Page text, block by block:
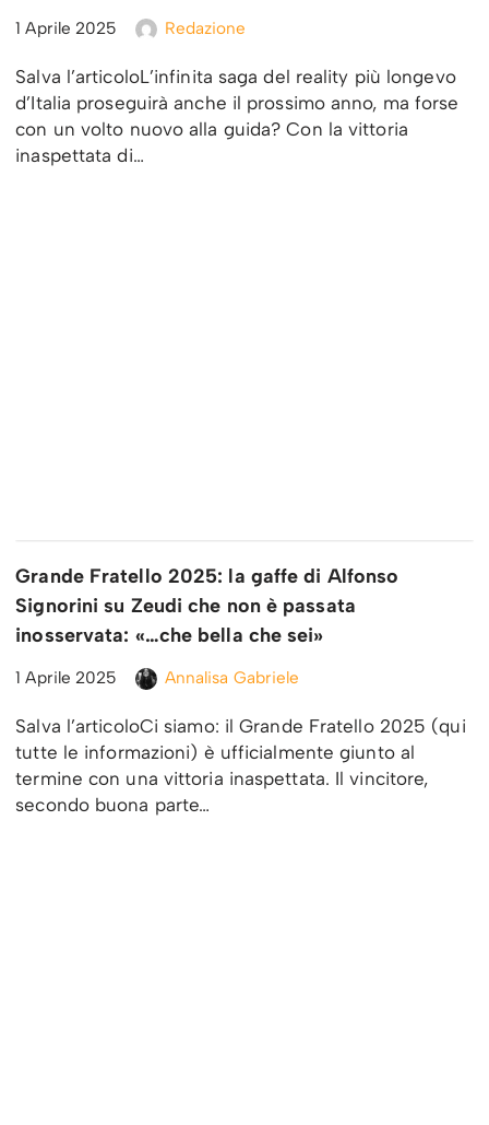
1 Aprile 2025 Redazione
Salva l’articoloL’infinita saga del reality più longevo
d’Italia proseguirà anche il prossimo anno, ma forse
con un volto nuovo alla guida? Con la vittoria
inaspettata di…
Grande Fratello 2025: la gaffe di Alfonso
Signorini su Zeudi che non è passata
inosservata: «…che bella che sei»
1 Aprile 2025 Annalisa Gabriele
Salva l’articoloCi siamo: il Grande Fratello 2025 (qui
tutte le informazioni) è ufficialmente giunto al
termine con una vittoria inaspettata. Il vincitore,
secondo buona parte…